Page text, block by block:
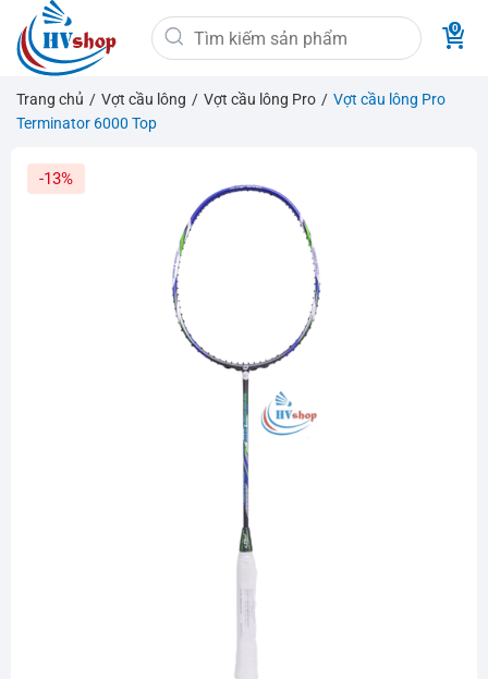
qua
nội
dung
Tìm
kiếm:
Trang chủ / Vợt cầu lông / Vợt cầu lông Pro / Vợt cầu lông Pro
Terminator 6000 Top
-13%